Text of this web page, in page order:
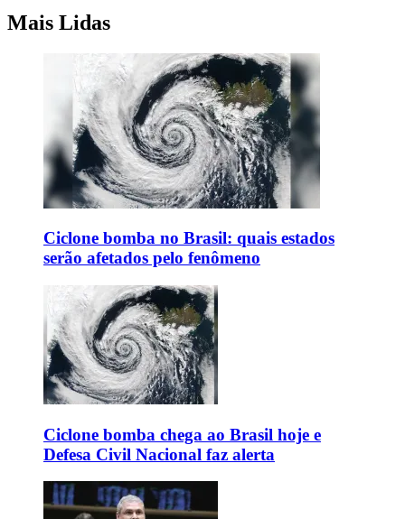
Mais Lidas
Ciclone bomba no Brasil: quais estados
serão afetados pelo fenômeno
Ciclone bomba chega ao Brasil hoje e
Defesa Civil Nacional faz alerta